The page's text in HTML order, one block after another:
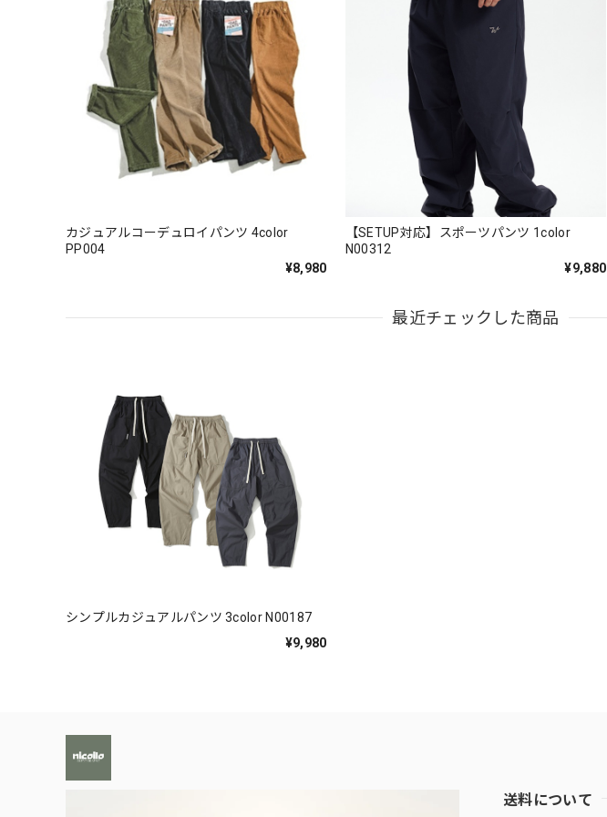
カジュアルコーデュロイパンツ 4color
PP004
¥8,980
【SETUP対応】スポーツパンツ 1color
N00312
¥9,880
最近チェックした商品
シンプルカジュアルパンツ 3color N00187
¥9,980
送料について